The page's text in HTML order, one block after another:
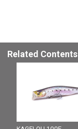
Related Contents